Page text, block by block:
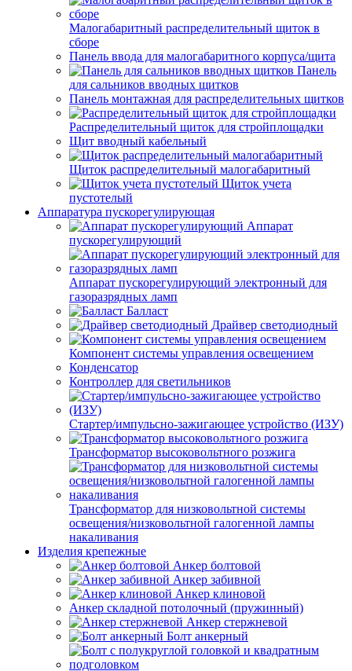
Малогабаритный распределительный щиток в
сборе
Панель ввода для малогабаритного корпуса/щита
Панель
для сальников вводных щитков
Панель монтажная для распределительных щитков
Распределительный щиток для стройплощадки
Щит вводный кабельный
Щиток распределительный малогабаритный
Щиток учета
пустотелый
Аппаратура пускорегулирующая
Аппарат
пускорегулирующий
Аппарат пускорегулирующий электронный для
газоразрядных ламп
Балласт
Драйвер светодиодный
Компонент системы управления освещением
Конденсатор
Контроллер для светильников
Стартер/импульсно-зажигающее устройство (ИЗУ)
Трансформатор высоковольтного розжига
Трансформатор для низковольтной системы
освещения/низковольтной галогенной лампы
накаливания
Изделия крепежные
Анкер болтовой
Анкер забивной
Анкер клиновой
Анкер складной потолочный (пружинный)
Анкер стержневой
Болт анкерный